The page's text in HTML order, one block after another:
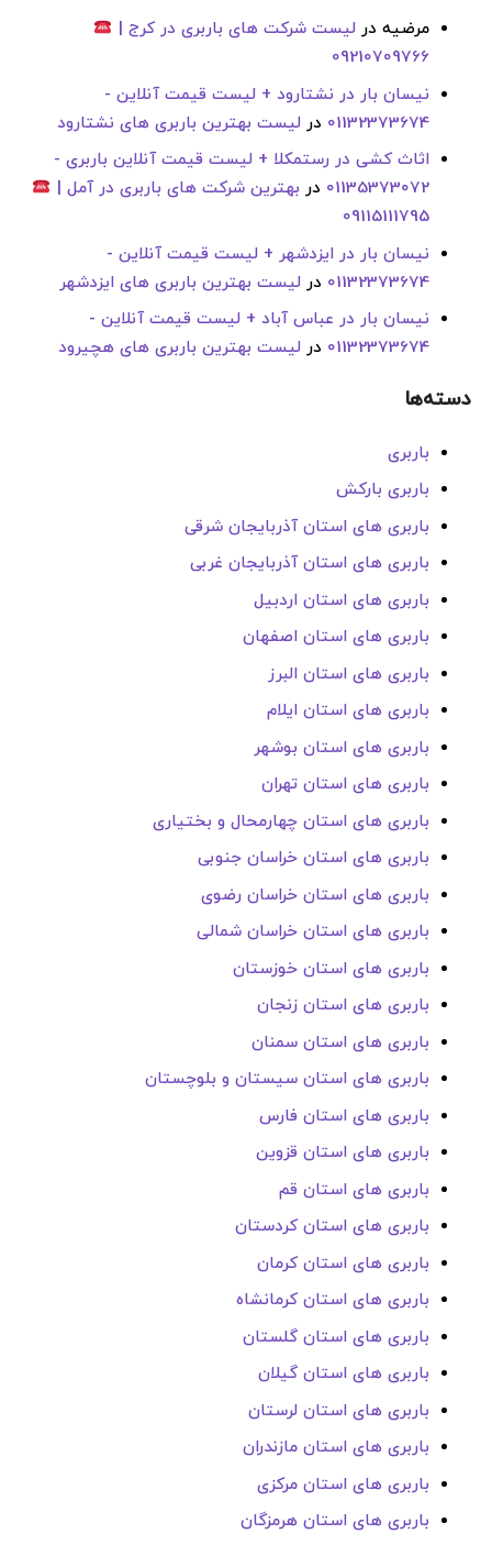
مرضیه درلیست شرکت های باربری در کرج |
09210709766
نیسان بار در نشتارود + لیست قیمت آنلاین -
01132373674 درلیست بهترین باربری های نشتارود
اثاث کشی در رستمکلا + لیست قیمت آنلاین باربری -
01135373072 در بهترین شرکت های باربری در آمل |
09115111795
نیسان بار در ایزدشهر + لیست قیمت آنلاین -
01132373674 درلیست بهترین باربری های ایزدشهر
نیسان بار در عباس آباد + لیست قیمت آنلاین -
01132373674 درلیست بهترین باربری های هچیرود
دسته‌ها
باربری
باربری بارکش
باربری های استان آذربایجان شرقی
باربری های استان آذربایجان غربی
باربری های استان اردبیل
باربری های استان اصفهان
باربری های استان البرز
باربری های استان ایلام
باربری های استان بوشهر
باربری های استان تهران
باربری های استان چهارمحال و بختیاری
باربری های استان خراسان جنوبی
باربری های استان خراسان رضوی
باربری های استان خراسان شمالی
باربری های استان خوزستان
باربری های استان زنجان
باربری های استان سمنان
باربری های استان سیستان و بلوچستان
باربری های استان فارس
باربری های استان قزوین
باربری های استان قم
باربری های استان کردستان
باربری های استان کرمان
باربری های استان کرمانشاه
باربری های استان گلستان
باربری های استان گیلان
باربری های استان لرستان
باربری های استان مازندران
باربری های استان مرکزی
باربری های استان هرمزگان